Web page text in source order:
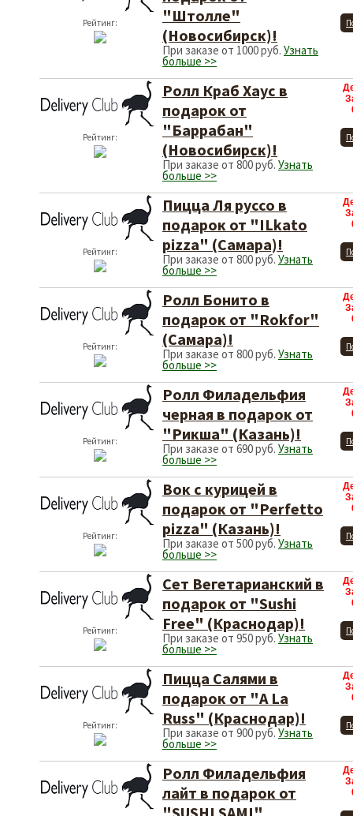
Рейтинг:
"Штолле"
(Новосибирск)!
При заказе от 1000 руб. Узнать
больше >>
Рейтинг:
Ролл Краб Хаус в
подарок от
"Баррабан"
(Новосибирск)!
При заказе от 800 руб. Узнать
больше >>
Рейтинг:
Пицца Ля руссо в
подарок от "ILkato
pizza" (Самара)!
При заказе от 800 руб. Узнать
больше >>
Рейтинг:
Ролл Бонито в
подарок от "Rokfor"
(Самара)!
При заказе от 800 руб. Узнать
больше >>
Рейтинг:
Ролл Филадельфия
черная в подарок от
"Рикша" (Казань)!
При заказе от 690 руб. Узнать
больше >>
Рейтинг:
Вок с курицей в
подарок от "Perfetto
pizza" (Казань)!
При заказе от 500 руб. Узнать
больше >>
Рейтинг:
Сет Вегетарианский в
подарок от "Sushi
Free" (Краснодар)!
При заказе от 950 руб. Узнать
больше >>
Рейтинг:
Пицца Салями в
подарок от "A La
Russ" (Краснодар)!
При заказе от 900 руб. Узнать
больше >>
Ролл Филадельфия
лайт в подарок от